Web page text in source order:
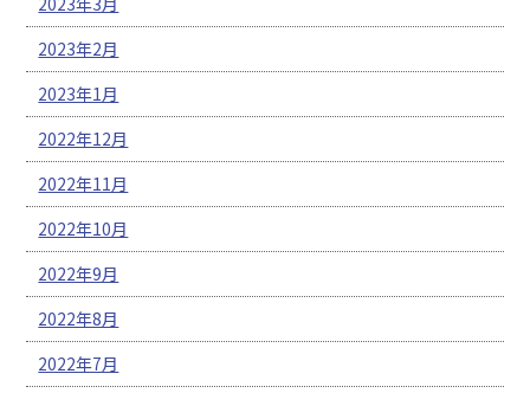
2023年2月
2023年1月
2022年12月
2022年11月
2022年10月
2022年9月
2022年8月
2022年7月